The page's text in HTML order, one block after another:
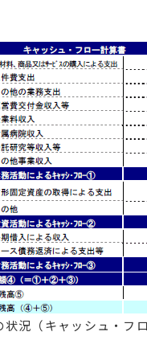
況（キャッシュ・フ